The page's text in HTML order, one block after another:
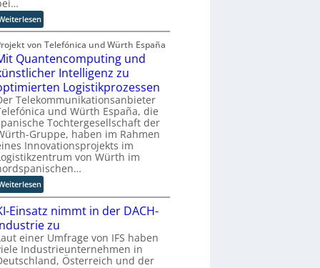
-
H
e
r
s
t
e
l
l
e
r
n
n
g
s
l
ö
s
u
n
g
e
n
h
a
u
s
w
i
r
d
n
e
u
e
r
W
a
o
-
C
E
:
E
i
n
3
D
-
Z
w
i
l
l
i
n
g
f
ü
r
T
a
von Telefónica und Würth España
Quantencomputing und
Intelligenz zu
Logistikprozessen
Telekommunikationsanbieter
und Würth España, die
Tochtergesellschaft der
Gruppe, haben im Rahmen
Innovationsprojekts im
von Würth im
:
M
i
t
Q
u
a
Einsatz nimmt in der DACH-
zu
einer Umfrage von IFS haben
Industrieunternehmen in
Österreich und der